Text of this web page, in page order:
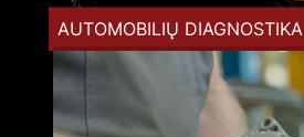
AUTOMOBILIŲ DIAGNOSTIKA